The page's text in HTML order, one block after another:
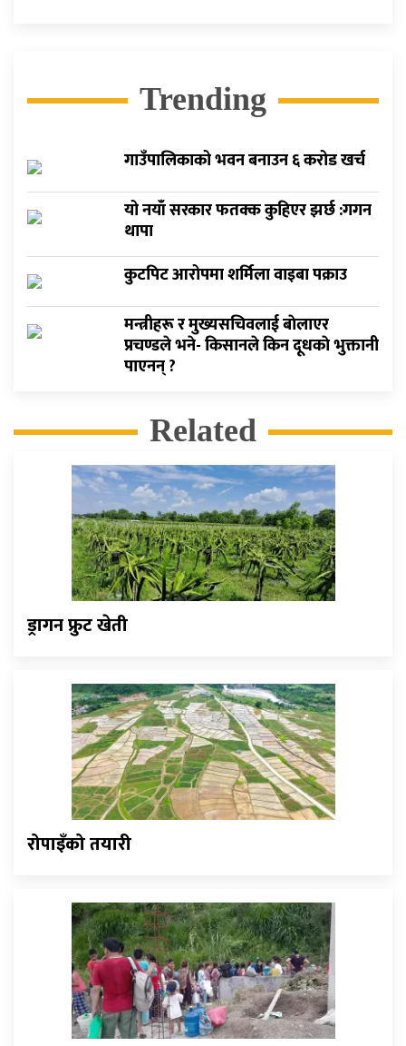
Trending
गाउँपालिकाको भवन बनाउन ६ करोड खर्च
यो नयाँ सरकार फतक्क कुहिएर झर्छ :गगन
थापा
कुटपिट आरोपमा शर्मिला वाइबा पक्राउ
मन्त्रीहरू र मुख्यसचिवलाई बाेलाएर
प्रचण्डले भने- किसानले किन दूधकाे भुक्तानी
पाएनन् ?
Related
ड्रागन फ्रुट खेती
रोपाइँको तयारी